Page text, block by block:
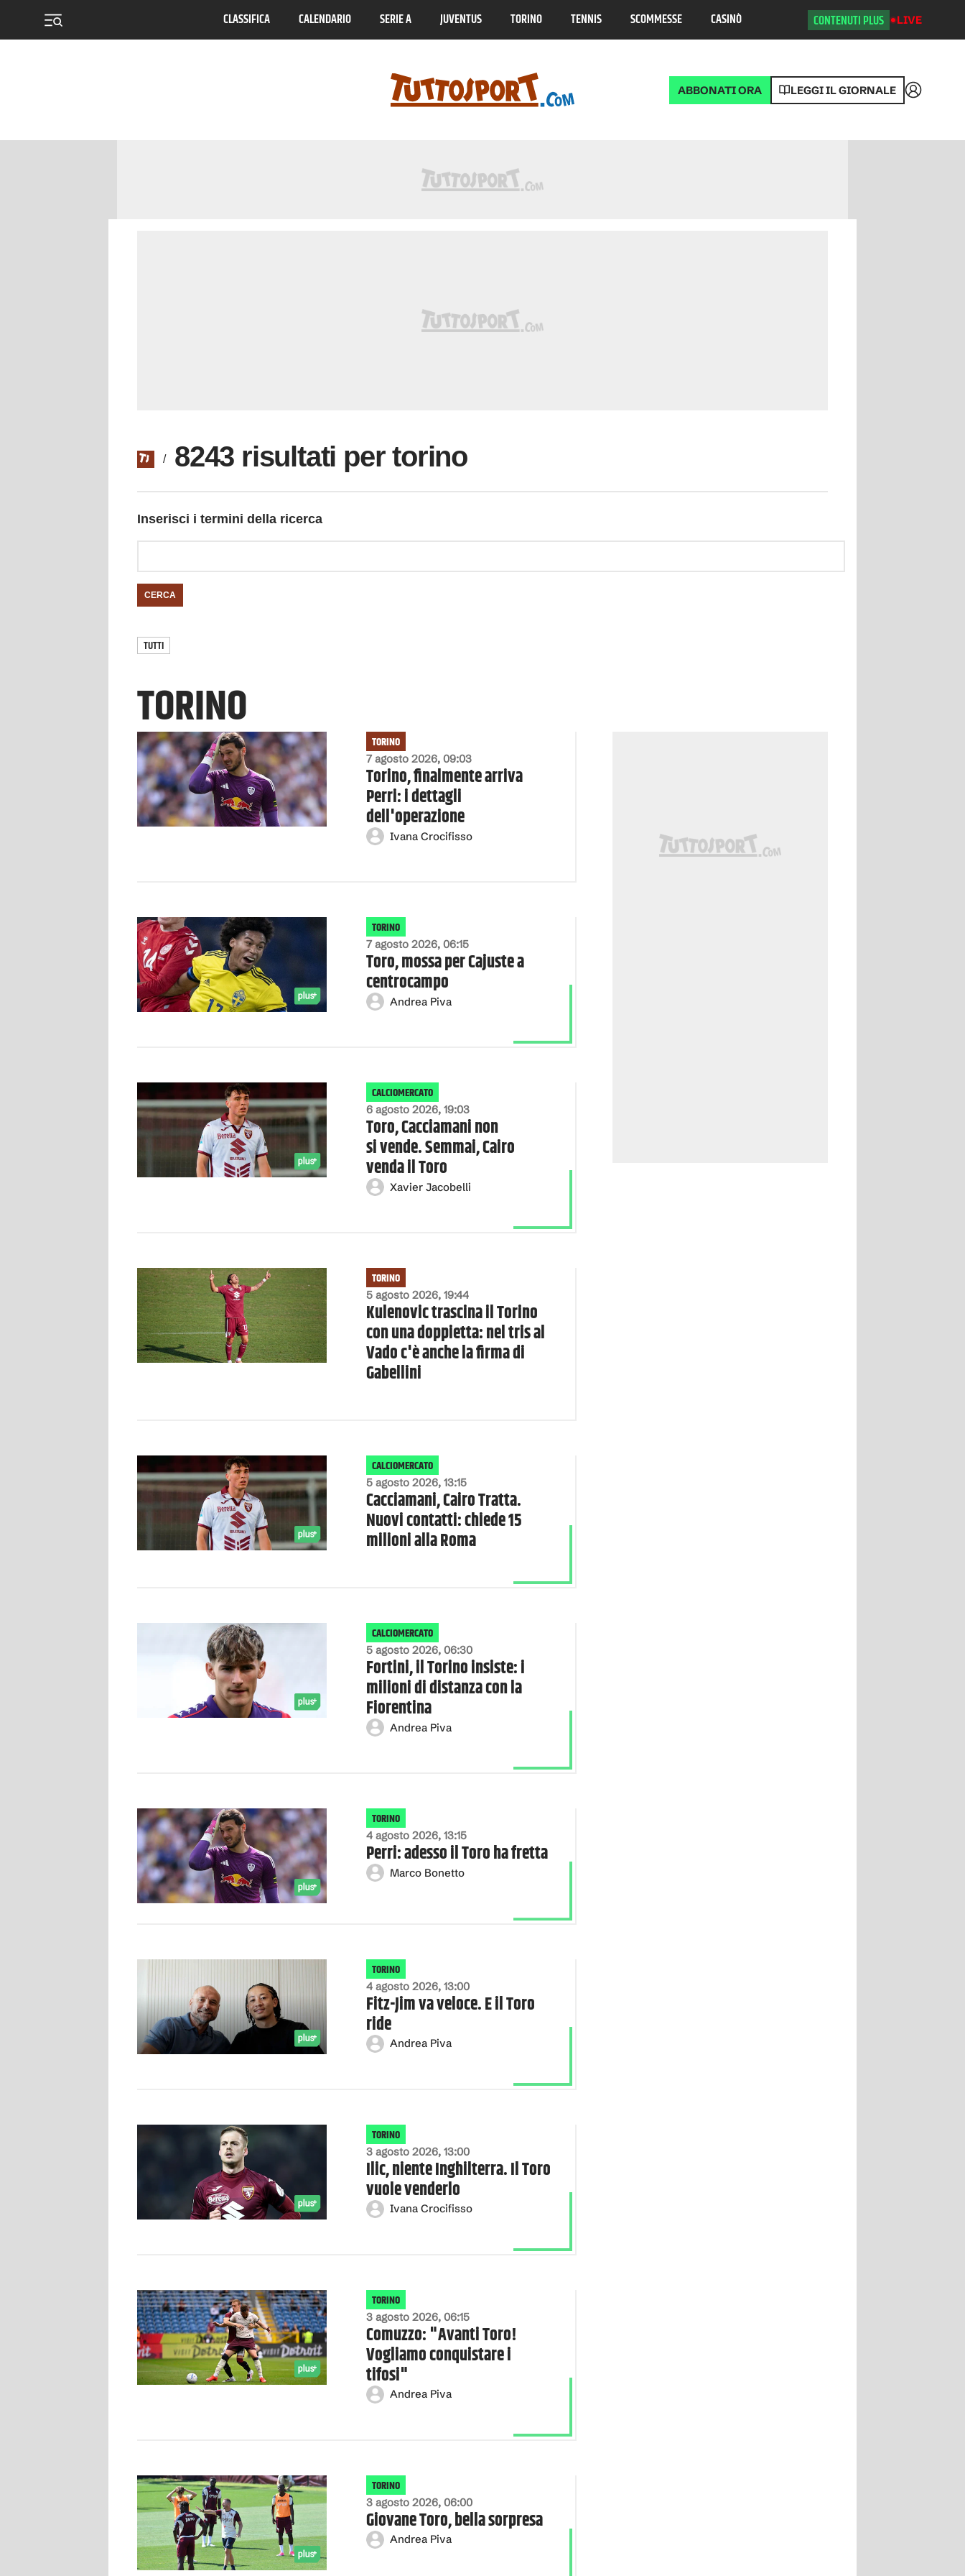
CLASSIFICA CALENDARIO SERIE A JUVENTUS TORINO TENNIS SCOMMESSE CASINÒ CONTENUTI PLUS LIVE
ABBONATI ORA LEGGI IL GIORNALE Accedi
/ 8243 risultati per torino
Inserisci i termini della ricerca
CERCA
TUTTI
TORINO
7 agosto 2026, 09:03
TORINO
Torino, finalmente arriva
Perri: i dettagli
dell'operazione
Ivana Crocifisso
7 agosto 2026, 06:15
TORINO
Toro, mossa per Cajuste a
centrocampo
Andrea Piva
6 agosto 2026, 19:03
CALCIOMERCATO
Toro, Cacciamani non
si vende. Semmai, Cairo
venda il Toro
Xavier Jacobelli
5 agosto 2026, 19:44
TORINO
Kulenovic trascina il Torino
con una doppietta: nel tris al
Vado c'è anche la firma di
Gabellini
5 agosto 2026, 13:15
CALCIOMERCATO
Cacciamani, Cairo Tratta.
Nuovi contatti: chiede 15
milioni alla Roma
5 agosto 2026, 06:30
CALCIOMERCATO
Fortini, il Torino insiste: i
milioni di distanza con la
Fiorentina
Andrea Piva
4 agosto 2026, 13:15
TORINO
Perri: adesso il Toro ha fretta
Marco Bonetto
4 agosto 2026, 13:00
TORINO
Fitz-Jim va veloce. E il Toro
ride
Andrea Piva
3 agosto 2026, 13:00
TORINO
Ilic, niente Inghilterra. Il Toro
vuole venderlo
Ivana Crocifisso
3 agosto 2026, 06:15
TORINO
Comuzzo: "Avanti Toro!
Vogliamo conquistare i
tifosi"
Andrea Piva
3 agosto 2026, 06:00
TORINO
Giovane Toro, bella sorpresa
Andrea Piva